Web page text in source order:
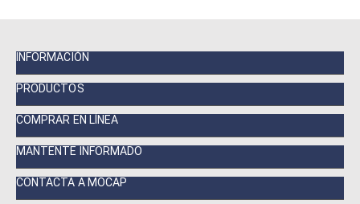
INFORMACIÓN
PRODUCTOS
COMPRAR EN LÍNEA
MANTENTE INFORMADO
CONTACTA A MOCAP